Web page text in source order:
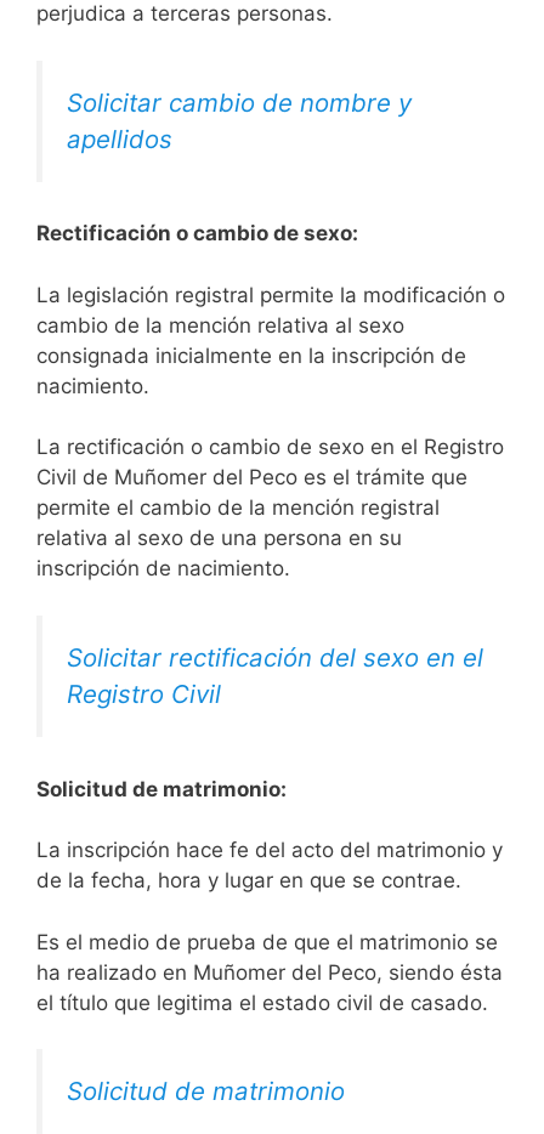
perjudica a terceras personas.
Solicitar cambio de nombre y
apellidos
Rectificación o cambio de sexo:
La legislación registral permite la modificación o
cambio de la mención relativa al sexo
consignada inicialmente en la inscripción de
nacimiento.
La rectificación o cambio de sexo en el Registro
Civil de Muñomer del Peco es el trámite que
permite el cambio de la mención registral
relativa al sexo de una persona en su
inscripción de nacimiento.
Solicitar rectificación del sexo en el
Registro Civil
Solicitud de matrimonio:
La inscripción hace fe del acto del matrimonio y
de la fecha, hora y lugar en que se contrae.
Es el medio de prueba de que el matrimonio se
ha realizado en Muñomer del Peco, siendo ésta
el título que legitima el estado civil de casado.
Solicitud de matrimonio